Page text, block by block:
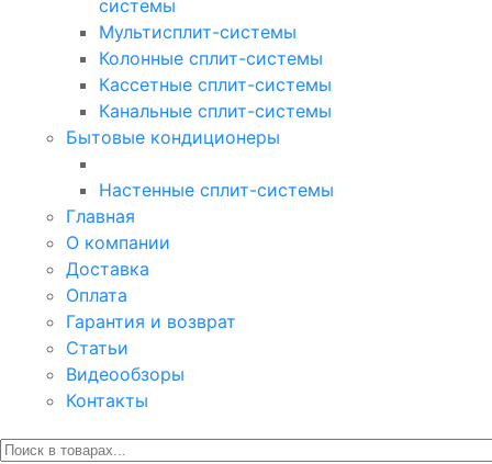
системы
Мультисплит-системы
Колонные сплит-системы
Кассетные сплит-системы
Канальные сплит-системы
Бытовые кондиционеры
Настенные сплит-системы
Главная
О компании
Доставка
Оплата
Гарантия и возврат
Статьи
Видеообзоры
Контакты